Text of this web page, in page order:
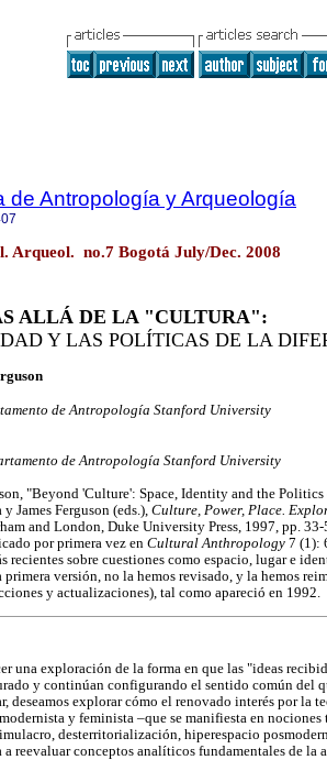
de Antropología y Arqueología
Arqueol. no.7 Bogotá July/Dec. 2008
ALLÁ DE LA "CULTURA":
Y LAS POLÍTICAS DE LA
de Antropología Stanford University
de Antropología Stanford University
"Beyond 'Culture': Space, Identity and the Politics
James Ferguson (eds.), Culture, Power, Place.
and London, Duke University Press, 1997, pp. 33-
por primera vez en Cultural Anthropology 7 (1):
recientes sobre cuestiones como espacio, lugar e
primera versión, no la hemos revisado, y la hemos
y actualizaciones), tal como apareció en 1992.
una exploración de la forma en que las "ideas
y continúan configurando el sentido común del
deseamos explorar cómo el renovado interés por la
y feminista –que se manifiesta en nociones
desterritorialización, hiperespacio
reevaluar conceptos analíticos fundamentales de